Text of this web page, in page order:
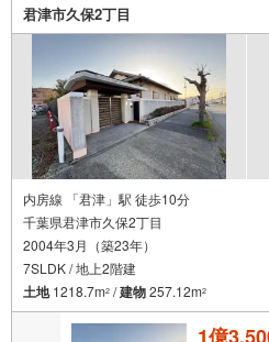
君津市久保2丁目
内房線 「君津」駅 徒歩10分
千葉県君津市久保2丁目
2004年3月（築23年）
7SLDK / 地上2階建
土地1218.7m2 /建物257.12m2
1億